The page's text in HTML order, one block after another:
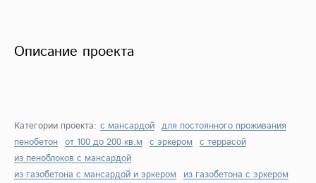
Описание проекта
Категории проекта: с мансардой для постоянного проживания
пенобетон от 100 до 200 кв.м с эркером с террасой
из пеноблоков с мансардой
из газобетона с мансардой и эркером
из газобетона с эркером